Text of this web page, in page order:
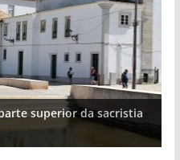
superior da sacristia